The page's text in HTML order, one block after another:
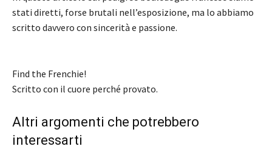
stati diretti, forse brutali nell’esposizione, ma lo abbiamo
scritto davvero con sincerità e passione.
Find the Frenchie!
Scritto con il cuore perché provato.
Altri argomenti che potrebbero
interessarti